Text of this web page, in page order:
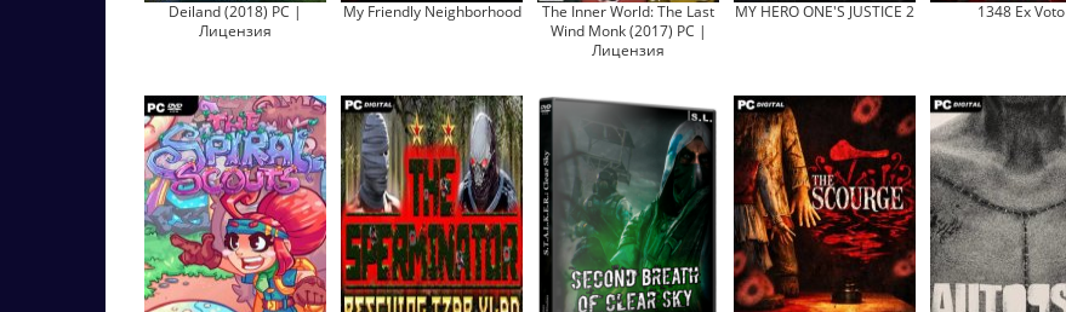
Deiland (2018) PC |
Лицензия
My Friendly Neighborhood
The Inner World: The Last
Wind Monk (2017) PC |
Лицензия
MY HERO ONE'S JUSTICE 2 1348 Ex Voto